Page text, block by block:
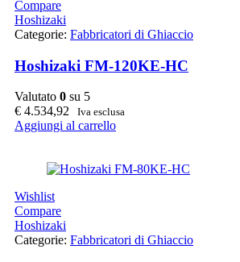
Compare
Hoshizaki
Categorie: Fabbricatori di Ghiaccio
Hoshizaki FM-120KE-HC
Valutato 0 su 5
€ 4.534,92 Iva esclusa
Aggiungi al carrello
Wishlist
Compare
Hoshizaki
Categorie: Fabbricatori di Ghiaccio